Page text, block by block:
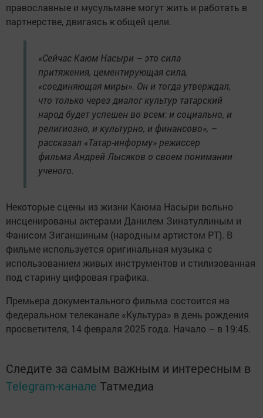
православные и мусульмане могут жить и работать в
партнерстве, двигаясь к общей цели.
«Сейчас Каюм Насыри – это сила
притяжения, цементирующая сила,
«соединяющая миры». Он и тогда утверждал,
что только через диалог культур татарский
народ будет успешен во всем: и социально, и
религиозно, и культурно, и финансово», –
рассказал «Татар-информу» режиссер
фильма Андрей Лысяков о своем понимании
ученого.
Некоторые сцены из жизни Каюма Насыри вольно
инсценированы актерами Данилем Зинатуллиным и
Фанисом Зиганшиным (народным артистом РТ). В
фильме используется оригинальная музыка с
использованием живых инструментов и стилизованная
под старину цифровая графика.
Премьера документального фильма состоится на
федеральном телеканале «Культура» в день рождения
просветителя, 14 февраля 2025 года. Начало – в 19:45.
Следите за самым важным и интересным в
Telegram-канале Татмедиа